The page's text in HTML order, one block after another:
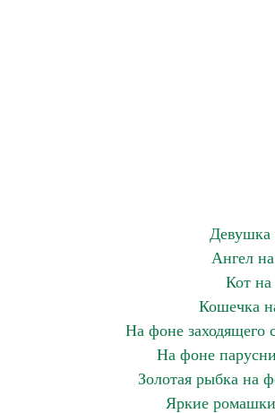
Девушка
Ангел
Кот
Кошечка
На фоне заходящего
На фоне
Золотая рыбка на
Яркие